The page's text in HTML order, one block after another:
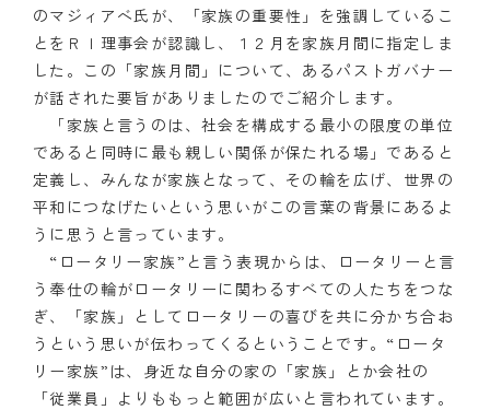
クラブの歴史
歴代会長・幹事
記念誌
案内
例会場・事務局の案内
リンク集
情報公開
入会のご案内
のマジィアベ氏が、「家族の重要性」を強調しているこ
とをＲＩ理事会が認識し、１２月を家族月間に指定しま
した。この「家族月間」について、あるパストガバナー
が話された要旨がありましたのでご紹介します。
「家族と言うのは、社会を構成する最小の限度の単位
であると同時に最も親しい関係が保たれる場」であると
定義し、みんなが家族となって、その輪を広げ、世界の
平和につなげたいという思いがこの言葉の背景にあるよ
うに思うと言っています。
“ロータリー家族”と言う表現からは、ロータリーと言
う奉仕の輪がロータリーに関わるすべての人たちをつな
ぎ、「家族」としてロータリーの喜びを共に分かち合お
うという思いが伝わってくるということです。“ロータ
リー家族”は、身近な自分の家の「家族」とか会社の
「従業員」よりももっと範囲が広いと言われています。